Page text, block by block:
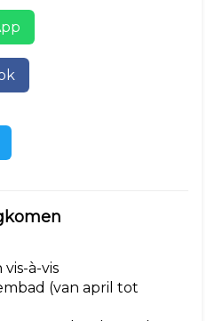
à-vis
(van april tot